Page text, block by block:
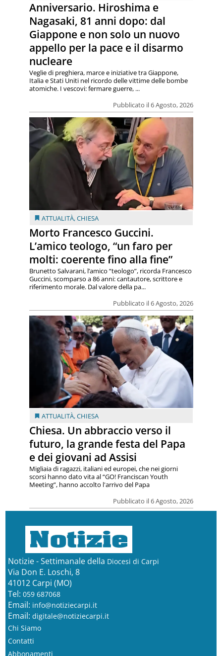
Anniversario. Hiroshima e
Nagasaki, 81 anni dopo: dal
Giappone e non solo un nuovo
appello per la pace e il disarmo
nucleare
Pubblicato il 6 Agosto, 2026
Veglie di preghiera, marce e iniziative tra Giappone,
Italia e Stati Uniti nel ricordo delle vittime delle bombe
atomiche. I vescovi: fermare guerre, ...
ATTUALITÀ,CHIESA
Morto Francesco Guccini.
L’amico teologo, “un faro per
molti: coerente fino alla fine”
Pubblicato il 6 Agosto, 2026
Brunetto Salvarani, l’amico “teologo”, ricorda Francesco
Guccini, scomparso a 86 anni: cantautore, scrittore e
riferimento morale. Dal valore della pa...
ATTUALITÀ,CHIESA
Chiesa. Un abbraccio verso il
futuro, la grande festa del Papa
e dei giovani ad Assisi
Pubblicato il 6 Agosto, 2026
Migliaia di ragazzi, italiani ed europei, che nei giorni
scorsi hanno dato vita al “GO! Franciscan Youth
Meeting”, hanno accolto l'arrivo del Papa
Notizie - Settimanale della Diocesi di Carpi
Via Don E. Loschi, 8
41012 Carpi (MO)
Tel: 059 687068
Email: info@notiziecarpi.it
Email: digitale@notiziecarpi.it
Chi Siamo
Contatti
Abbonamenti